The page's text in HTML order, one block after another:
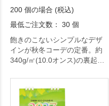
200 個の場合 (税込)
最低ご注文数： 30 個
飽きのこないシンプルなデザ
インが秋冬コーデの定番。約
340g/㎡(10.0オンス)の裏起毛
ルオーバーパーカ。